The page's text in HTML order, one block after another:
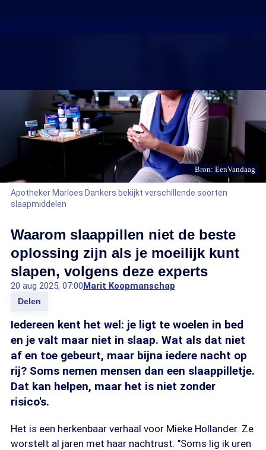
Bron: EenVandaag
Apotheker Marloes Dankers bekijkt verschillende soorten
slaapmiddelen
Waarom slaappillen niet de beste
oplossing zijn als je moeilijk kunt
slapen, volgens deze experts
20 aug 2025, 07:00Marit Koopmanschap
Delen
Iedereen kent het wel: je ligt te woelen in bed
en je valt maar niet in slaap. Wat als dat niet
af en toe gebeurt, maar bijna iedere nacht op
rij? Soms nemen mensen dan een slaappilletje.
Dat kan helpen, maar het is niet zonder
risico's.
Het is een herkenbaar verhaal voor Mieke Hollander. Ze
worstelt al jaren met haar nachtrust. "Soms lig ik uren